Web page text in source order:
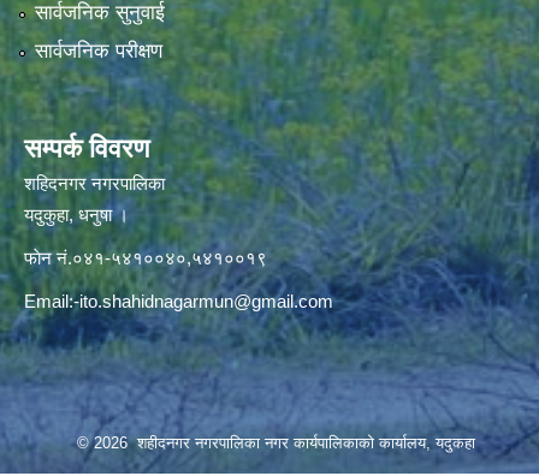
सार्वजनिक सुनुवाई
सार्वजनिक परीक्षण
सम्पर्क विवरण
शहिदनगर नगरपालिका
यदुकुहा, धनुषा ।
फाेन नं.०४१-५४१००४०,५४१००१९
Email:-ito.shahidnagarmun@gmail.com
© 2026 शहीदनगर नगरपालिका नगर कार्यपालिकाको कार्यालय, यदुकहा